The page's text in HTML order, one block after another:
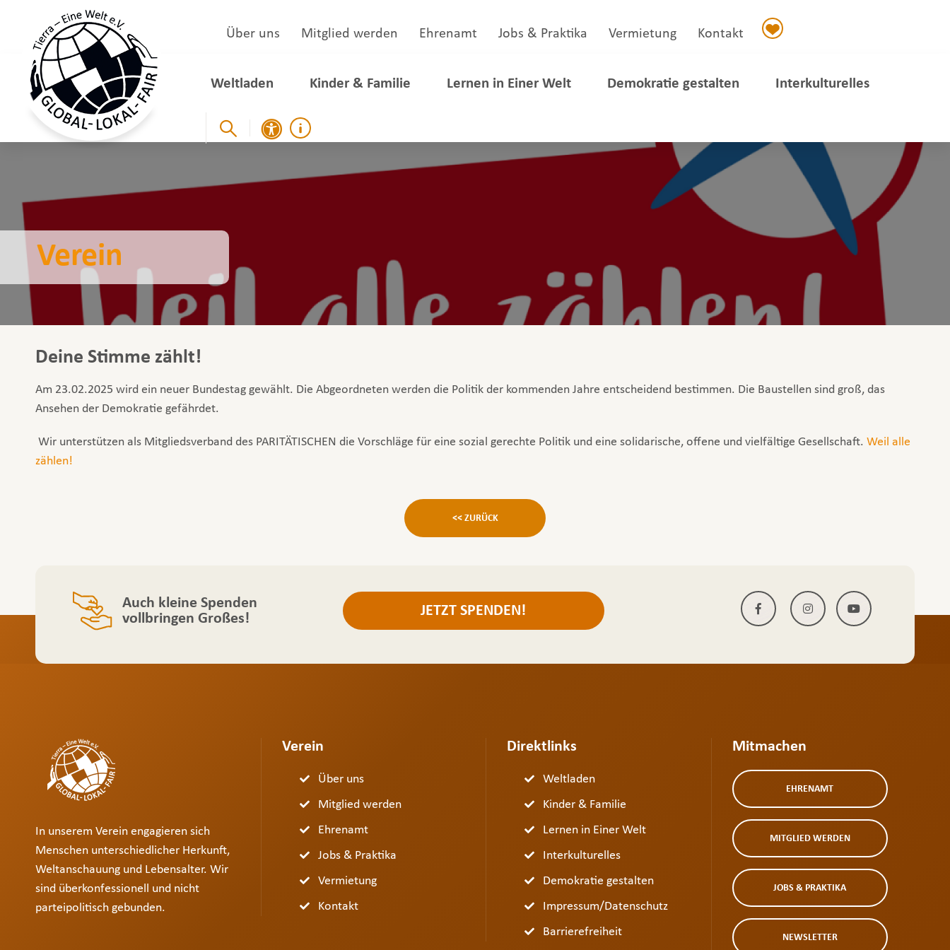
Über uns Mitglied werden Ehrenamt Jobs & Praktika Vermietung Kontakt
Weltladen Kinder & Familie Lernen in Einer Welt Demokratie gestalten Interkulturelles
Verein
Deine Stimme zählt!
Am 23.02.2025 wird ein neuer Bundestag gewählt. Die Abgeordneten werden die Politik der kommenden Jahre entscheidend bestimmen. Die Baustellen sind groß, das
Ansehen der Demokratie gefährdet.
Wir unterstützen als Mitgliedsverband des PARITÄTISCHEN die Vorschläge für eine sozial gerechte Politik und eine solidarische, offene und vielfältige Gesellschaft. Weil alle
zählen!
<< ZURÜCK
Auch kleine Spenden
vollbringen Großes!
JETZT SPENDEN!
In unserem Verein engagieren sich
Menschen unterschiedlicher Herkunft,
Weltanschauung und Lebensalter. Wir
sind überkonfessionell und nicht
parteipolitisch gebunden.
Verein
Über uns
Mitglied werden
Ehrenamt
Jobs & Praktika
Vermietung
Kontakt
Direktlinks
Weltladen
Kinder & Familie
Lernen in Einer Welt
Interkulturelles
Demokratie gestalten
Impressum/Datenschutz
Barrierefreiheit
Mitmachen
EHRENAMT
MITGLIED WERDEN
JOBS & PRAKTIKA
NEWSLETTER